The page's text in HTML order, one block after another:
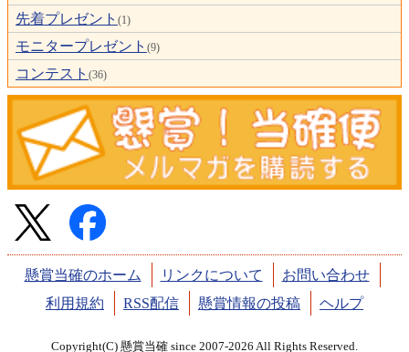
先着プレゼント (1)
モニタープレゼント (9)
コンテスト (36)
懸賞当確のホーム リンクについて
お問い合わせ
利用規約
RSS配信 懸賞情報の投稿 ヘルプ
Copyright(C) 懸賞当確 since 2007-2026 All Rights Reserved.